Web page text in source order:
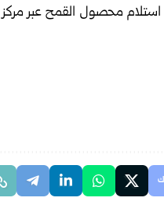
حلب، بدأ في الـ9 من الشهر الجاري استلام محصول القمح عبر مركز